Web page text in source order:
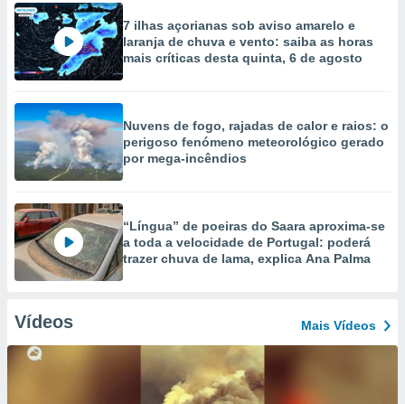
7 ilhas açorianas sob aviso amarelo e
laranja de chuva e vento: saiba as horas
mais críticas desta quinta, 6 de agosto
Nuvens de fogo, rajadas de calor e raios: o
perigoso fenómeno meteorológico gerado
por mega-incêndios
“Língua” de poeiras do Saara aproxima-se
a toda a velocidade de Portugal: poderá
trazer chuva de lama, explica Ana Palma
Vídeos Mais Vídeos